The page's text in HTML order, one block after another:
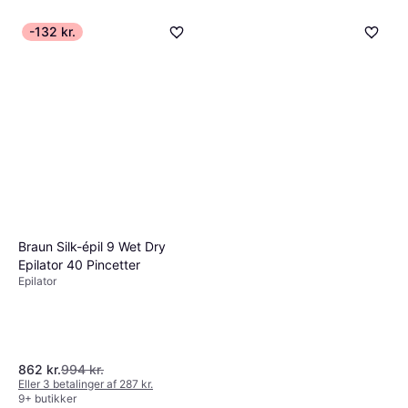
-132 kr.
Braun Silk-épil 9 Wet Dry
Epilator 40 Pincetter
Epilator
862 kr.994 kr.
Eller 3 betalinger af 287 kr.
9+ butikker